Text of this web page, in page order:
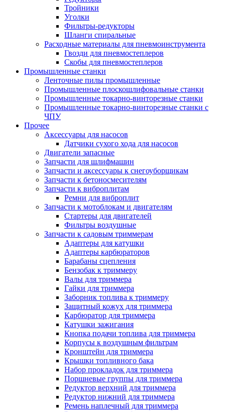
Тройники
Уголки
Фильтры-редукторы
Шланги спиральные
Расходные материалы для пневмоинструмента
Гвозди для пневмостеплеров
Скобы для пневмостеплеров
Промышленные станки
Ленточные пилы промышленные
Промышленные плоскошлифовальные станки
Промышленные токарно-винторезные станки
Промышленные токарно-винторезные станки с
ЧПУ
Прочее
Аксессуары для насосов
Датчики сухого хода для насосов
Двигатели запасные
Запчасти для шлифмашин
Запчасти и аксессуары к снегоуборщикам
Запчасти к бетоносмесителям
Запчасти к виброплитам
Ремни для виброплит
Запчасти к мотоблокам и двигателям
Стартеры для двигателей
Фильтры воздушные
Запчасти к садовым триммерам
Адаптеры для катушки
Адаптеры карбюраторов
Барабаны сцепления
Бензобак к триммеру
Валы для триммера
Гайки для триммера
Заборник топлива к триммеру
Защитный кожух для триммера
Карбюратор для триммера
Катушки зажигания
Кнопка подачи топлива для триммера
Корпусы к воздушным фильтрам
Кронштейн для триммера
Крышки топливного бака
Набор прокладок для триммера
Поршневые группы для триммера
Редуктор верхний для триммера
Редуктор нижний для триммера
Ремень наплечный для триммера